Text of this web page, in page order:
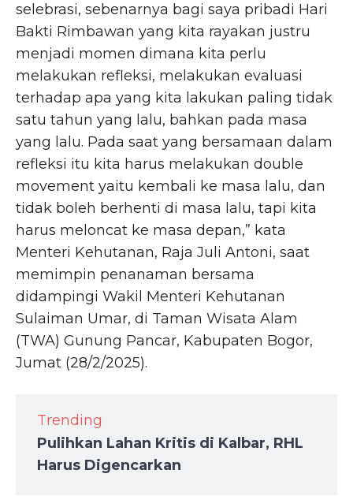
selebrasi, sebenarnya bagi saya pribadi Hari
Bakti Rimbawan yang kita rayakan justru
menjadi momen dimana kita perlu
melakukan refleksi, melakukan evaluasi
terhadap apa yang kita lakukan paling tidak
satu tahun yang lalu, bahkan pada masa
yang lalu. Pada saat yang bersamaan dalam
refleksi itu kita harus melakukan double
movement yaitu kembali ke masa lalu, dan
tidak boleh berhenti di masa lalu, tapi kita
harus meloncat ke masa depan,” kata
Menteri Kehutanan, Raja Juli Antoni, saat
memimpin penanaman bersama
didampingi Wakil Menteri Kehutanan
Sulaiman Umar, di Taman Wisata Alam
(TWA) Gunung Pancar, Kabupaten Bogor,
Jumat (28/2/2025).
Trending
Pulihkan Lahan Kritis di Kalbar, RHL
Harus Digencarkan